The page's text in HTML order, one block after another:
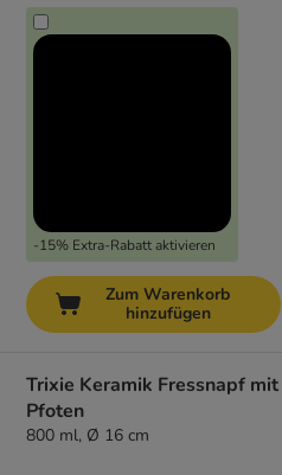
-15% Extra-Rabatt aktivieren
Zum Warenkorb
hinzufügen
Trixie Keramik Fressnapf mit
Pfoten
800 ml, Ø 16 cm